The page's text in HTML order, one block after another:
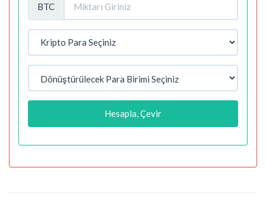
BTC
Hesapla, Çevir